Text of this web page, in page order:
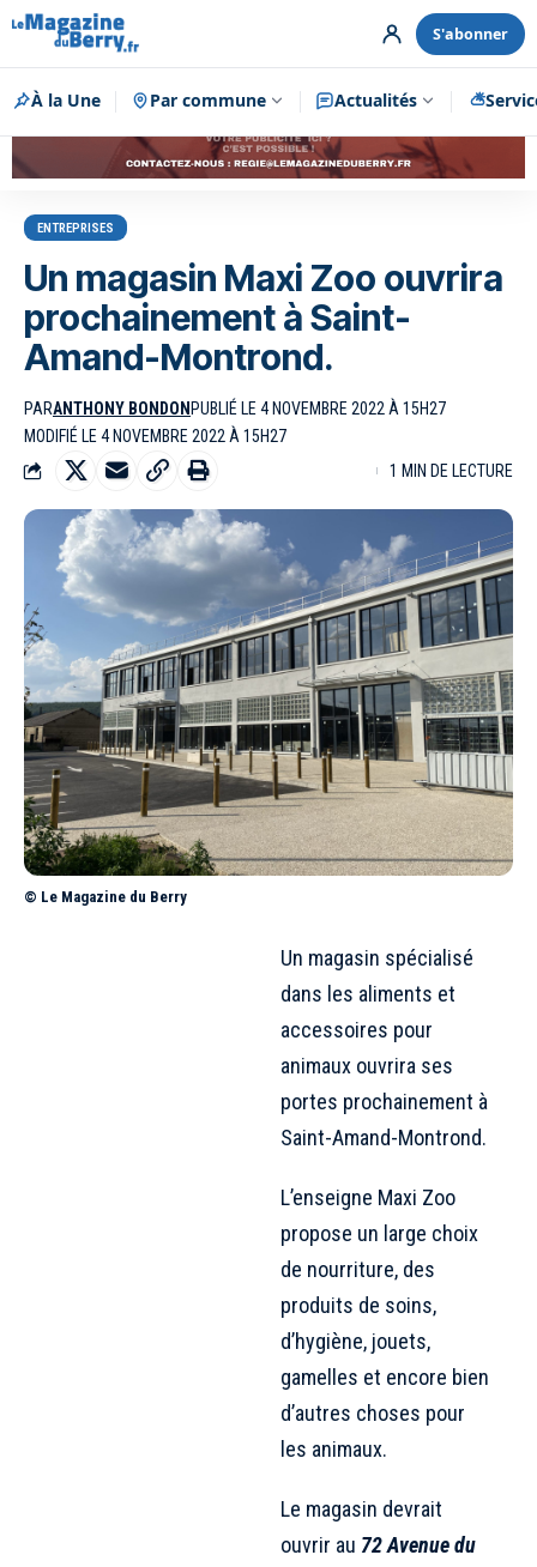
S'abonner
À la Une Par commune Actualités
Publicité
ENTREPRISES
Un magasin Maxi Zoo ouvrira
prochainement à Saint-
Amand-Montrond.
PARANTHONY BONDON PUBLIÉ LE 4 NOVEMBRE 2022 À 15H27
MODIFIÉ LE 4 NOVEMBRE 2022 À 15H27
1 MIN DE LECTURE
© Le Magazine du Berry
Un magasin spécialisé
dans les aliments et
accessoires pour
animaux ouvrira ses
portes prochainement à
Saint-Amand-Montrond.
L’enseigne Maxi Zoo
propose un large choix
de nourriture, des
produits de soins,
d’hygiène, jouets,
gamelles et encore bien
d’autres choses pour
les animaux.
Le magasin devrait
ouvrir au 72 Avenue du